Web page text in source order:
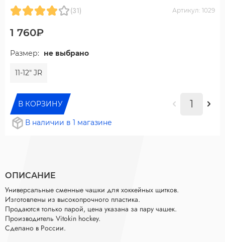
(31) Артикул: 1029
1 760₽
Размер: не выбрано
11-12" JR
В КОРЗИНУ
В наличии в 1 магазине
ОПИСАНИЕ
Универсальные сменные чашки для хоккейных щитков.
Изготовлены из высокопрочного пластика.
Продаются только парой, цена указана за пару чашек.
Производитель Vitokin hockey.
Сделано в России.